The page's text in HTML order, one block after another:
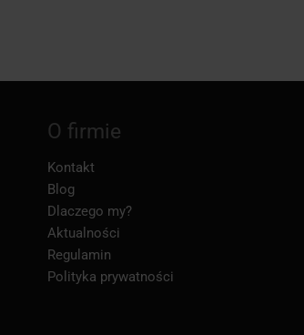
O firmie
Kontakt
Blog
Dlaczego my?
Aktualności
Regulamin
Polityka prywatności